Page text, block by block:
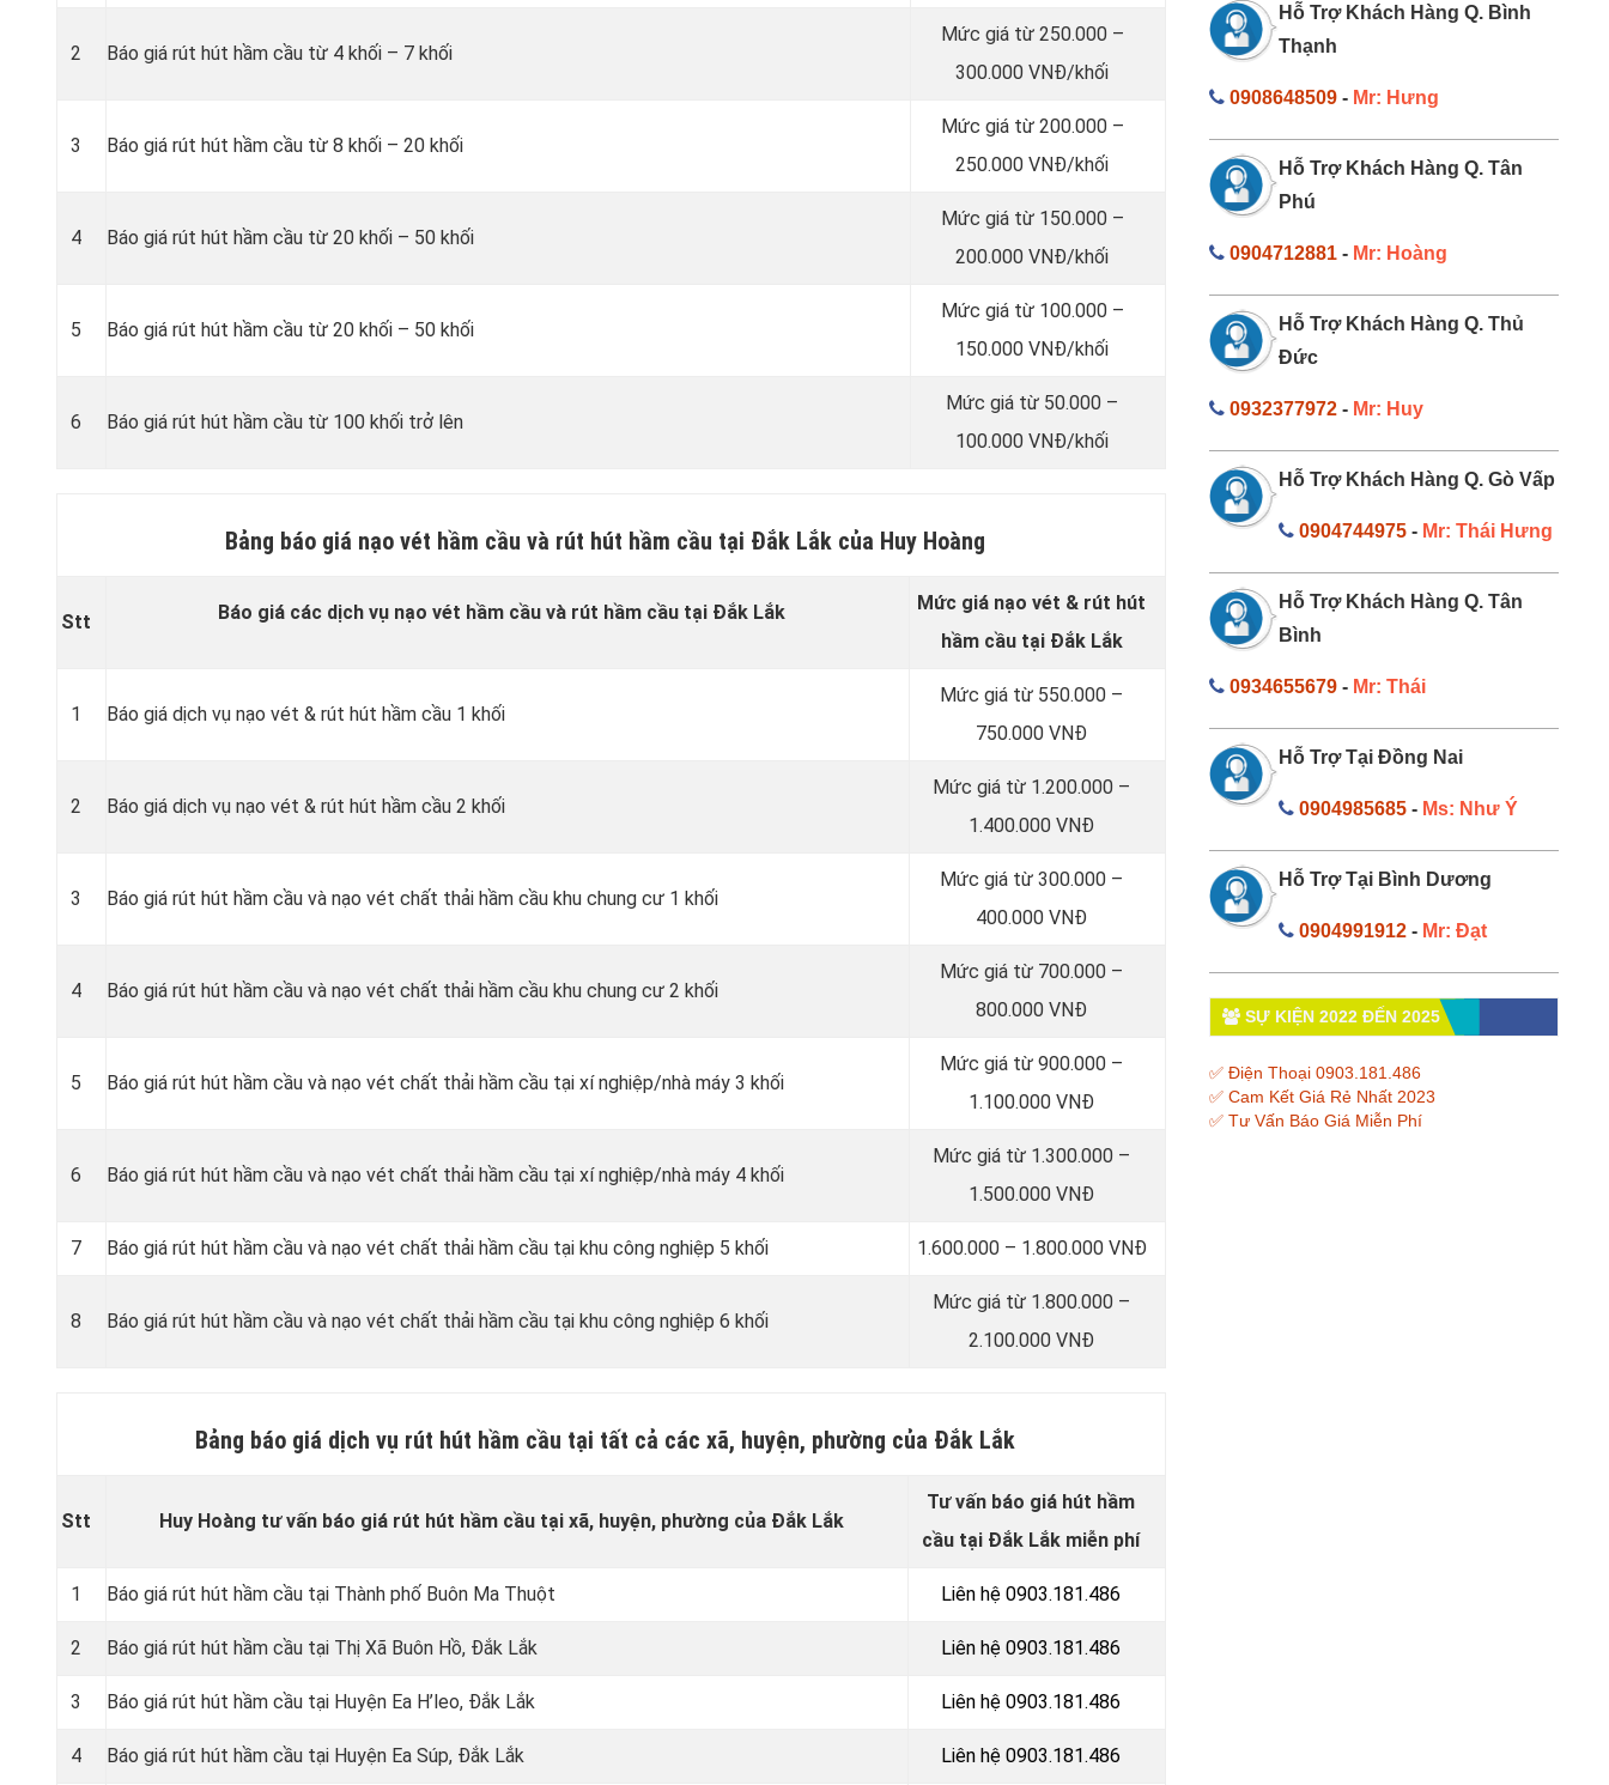
2 Báo giá rút hút hầm cầu từ 4 khối – 7 khối
Mức giá từ 250.000 –
300.000 VNĐ/khối
3 Báo giá rút hút hầm cầu từ 8 khối – 20 khối
Mức giá từ 200.000 –
250.000 VNĐ/khối
4 Báo giá rút hút hầm cầu từ 20 khối – 50 khối
Mức giá từ 150.000 –
200.000 VNĐ/khối
5 Báo giá rút hút hầm cầu từ 20 khối – 50 khối
Mức giá từ 100.000 –
150.000 VNĐ/khối
6 Báo giá rút hút hầm cầu từ 100 khối trở lên
Mức giá từ 50.000 –
100.000 VNĐ/khối
Bảng báo giá nạo vét hầm cầu và rút hút hầm cầu tại Đắk Lắk của Huy Hoàng
Stt Báo giá các dịch vụ nạo vét hầm cầu và rút hầm cầu tại Đắk Lắk
Mức giá nạo vét & rút hút
hầm cầu tại Đắk Lắk
1 Báo giá dịch vụ nạo vét & rút hút hầm cầu 1 khối
Mức giá từ 550.000 –
750.000 VNĐ
2 Báo giá dịch vụ nạo vét & rút hút hầm cầu 2 khối
Mức giá từ 1.200.000 –
1.400.000 VNĐ
3 Báo giá rút hút hầm cầu và nạo vét chất thải hầm cầu khu chung cư 1 khối
Mức giá từ 300.000 –
400.000 VNĐ
4 Báo giá rút hút hầm cầu và nạo vét chất thải hầm cầu khu chung cư 2 khối
Mức giá từ 700.000 –
800.000 VNĐ
5 Báo giá rút hút hầm cầu và nạo vét chất thải hầm cầu tại xí nghiệp/nhà máy 3 khối
Mức giá từ 900.000 –
1.100.000 VNĐ
6 Báo giá rút hút hầm cầu và nạo vét chất thải hầm cầu tại xí nghiệp/nhà máy 4 khối
Mức giá từ 1.300.000 –
1.500.000 VNĐ
7 Báo giá rút hút hầm cầu và nạo vét chất thải hầm cầu tại khu công nghiệp 5 khối 1.600.000 – 1.800.000 VNĐ
8 Báo giá rút hút hầm cầu và nạo vét chất thải hầm cầu tại khu công nghiệp 6 khối
Mức giá từ 1.800.000 –
2.100.000 VNĐ
Bảng báo giá dịch vụ rút hút hầm cầu tại tất cả các xã, huyện, phường của Đắk Lắk
Stt Huy Hoàng tư vấn báo giá rút hút hầm cầu tại xã, huyện, phường của Đắk Lắk
Tư vấn báo giá hút hầm
cầu tại Đắk Lắk miễn phí
1 Báo giá rút hút hầm cầu tại Thành phố Buôn Ma Thuột Liên hệ 0903.181.486
2 Báo giá rút hút hầm cầu tại Thị Xã Buôn Hồ, Đắk Lắk Liên hệ 0903.181.486
3 Báo giá rút hút hầm cầu tại Huyện Ea H’leo, Đắk Lắk Liên hệ 0903.181.486
4 Báo giá rút hút hầm cầu tại Huyện Ea Súp, Đắk Lắk Liên hệ 0903.181.486
Hỗ Trợ Khách Hàng Q. Bình
Thạnh
0908648509- Mr: Hưng
Hỗ Trợ Khách Hàng Q. Tân
Phú
0904712881- Mr: Hoàng
Hỗ Trợ Khách Hàng Q. Thủ
Đức
0932377972- Mr: Huy
Hỗ Trợ Khách Hàng Q. Gò Vấp
0904744975 - Mr: Thái Hưng
Hỗ Trợ Khách Hàng Q. Tân
Bình
0934655679- Mr: Thái
Hỗ Trợ Tại Đồng Nai
0904985685 - Ms: Như Ý
Hỗ Trợ Tại Bình Dương
0904991912 - Mr: Đạt
SỰ KIỆN 2022 ĐẾN 2025
✅ Điện Thoại 0903.181.486
✅ Cam Kết Giá Rẻ Nhất 2023
✅ Tư Vấn Báo Giá Miễn Phí